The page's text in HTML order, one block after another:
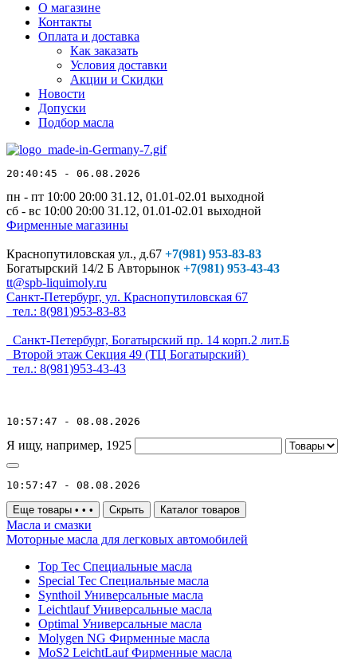
О магазине
Контакты
Оплата и доставка
Как заказать
Условия доставки
Акции и Скидки
Новости
Допуски
Подбор масла
20:40:45 - 06.08.2026
пн - пт 10:00 20:00 31.12, 01.01-02.01 выходной
сб - вс 10:00 20:00 31.12, 01.01-02.01 выходной
Фирменные магазины
Краснопутиловская ул., д.67 +7(981) 953-83-83
Богатырский 14/2 Б Авторынок +7(981) 953-43-43
tt@spb-liquimoly.ru
Санкт-Петербург, ул. Краснопутиловская 67
тел.: 8(981)953-83-83
Санкт-Петербург, Богатырский пр. 14 корп.2 лит.Б
Второй этаж Секция 49 (ТЦ Богатырский)
тел.: 8(981)953-43-43
10:57:47 - 08.08.2026
Я ищу, например, 1925
10:57:47 - 08.08.2026
Еще товары • • • Скрыть Каталог товаров
Масла и смазки
Моторные масла для легковых автомобилей
Top Tec Специальные масла
Special Tec Специальные масла
Synthoil Универсальные масла
Leichtlauf Универсальные масла
Optimal Универсальные масла
Molygen NG Фирменные масла
MoS2 LeichtLauf Фирменные масла